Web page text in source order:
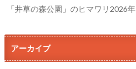
「井草の森公園」のヒマワリ2026年
アーカイブ